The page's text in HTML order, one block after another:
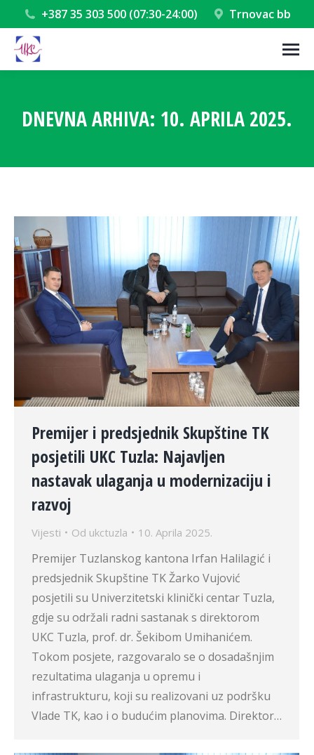
+387 35 303 500 (07:30-24:00) Trnovac bb
DNEVNA ARHIVA: 10. APRILA 2025.
Premijer i predsjednik Skupštine TK
posjetili UKC Tuzla: Najavljen
nastavak ulaganja u modernizaciju i
razvoj
Vijesti Od ukctuzla 10. Aprila 2025.
Premijer Tuzlanskog kantona Irfan Halilagić i
predsjednik Skupštine TK Žarko Vujović
posjetili su Univerzitetski klinički centar Tuzla,
gdje su održali radni sastanak s direktorom
UKC Tuzla, prof. dr. Šekibom Umihanićem.
Tokom posjete, razgovaralo se o dosadašnjim
rezultatima ulaganja u opremu i
infrastrukturu, koji su realizovani uz podršku
Vlade TK, kao i o budućim planovima. Direktor…